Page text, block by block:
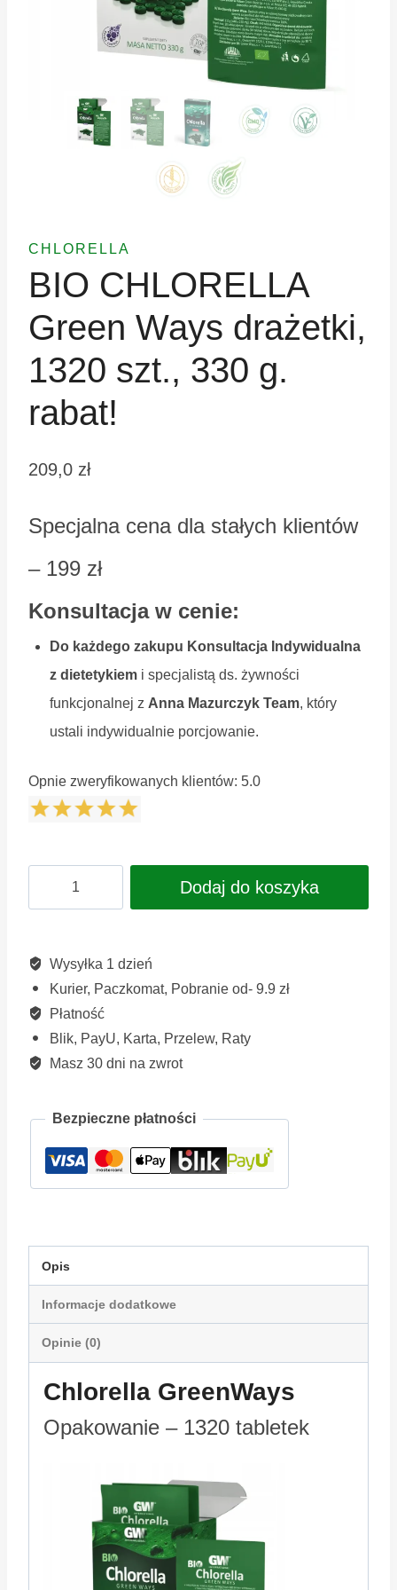
CHLORELLA
BIO CHLORELLA
Green Ways drażetki,
1320 szt., 330 g.
rabat!
209,0 zł
Specjalna cena dla stałych klientów
– 199 zł
Konsultacja w cenie:
Do każdego zakupu Konsultacja Indywidualna
z dietetykiem i specjalistą ds. żywności
funkcjonalnej z Anna Mazurczyk Team, który
ustali indywidualnie porcjowanie.
Opnie zweryfikowanych klientów: 5.0
BIO
Green
Ways
drażetki,
1320
rabat!
Dodaj do koszyka
Wysyłka 1 dzień
Kurier, Paczkomat, Pobranie od- 9.9 zł
Płatność
Blik, PayU, Karta, Przelew, Raty
Masz 30 dni na zwrot
Bezpieczne płatności
Opis
Informacje dodatkowe
Opinie (0)
Chlorella GreenWays
Opakowanie – 1320 tabletek